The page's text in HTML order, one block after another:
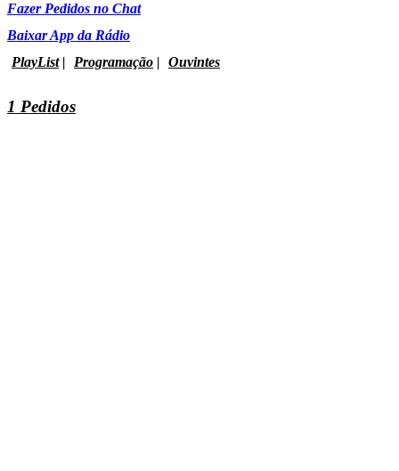
Fazer Pedidos no Chat
Baixar App da Rádio
PlayList| Programação | Ouvintes
1 Pedidos